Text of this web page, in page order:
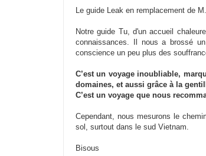
Le guide Leak en remplacement de
Notre guide Tu, d'un accueil
connaissances. Il nous a brossé
conscience un peu plus des
C’est un voyage inoubliable,
domaines, et aussi grâce à la
C’est un voyage que nous
Cependant, nous mesurons le
sol, surtout dans le sud Vietnam.
Bisous